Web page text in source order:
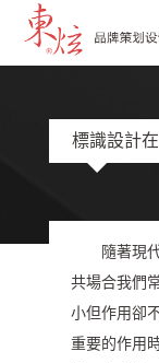
標識設計
隨著現代
共場合我們
小但作用卻
重要的作用